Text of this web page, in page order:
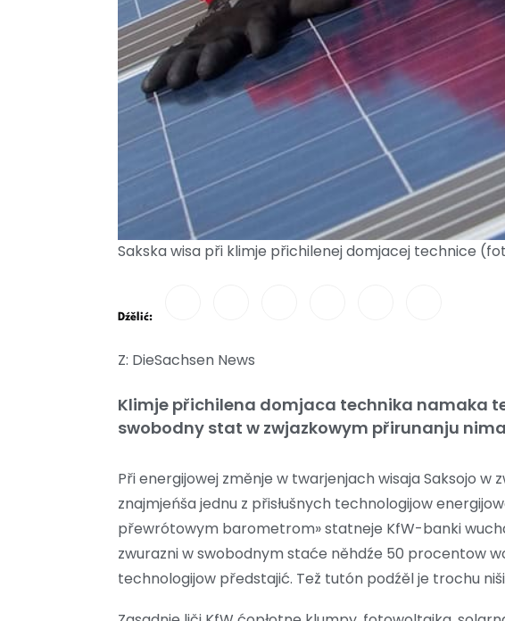
Sakska wisa při klimje přichilenej domjacej technice
Dźělić:
Z: DieSachsen News
Klimje přichilena domjaca technika namaka
swobodny stat w zwjazkowym přirunanju
Při energijowej změnje w twarjenjach wisaja Saksojo
znajmjeńša jednu z přisłušnych technologijow
přewrótowym barometrom» statneje KfW-banki
zwurazni w swobodnym staće něhdźe 50 procentow
technologijow předstajić. Tež tutón podźěl je trochu